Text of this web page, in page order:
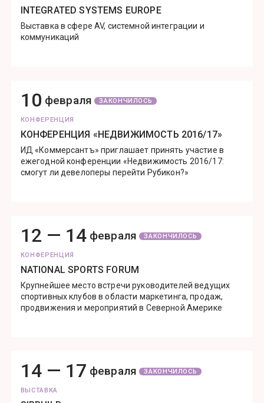
INTEGRATED SYSTEMS EUROPE
Выставка в сфере AV, системной интеграции и
коммуникаций
10 февраля ЗАКОНЧИЛОСЬ
КОНФЕРЕНЦИЯ
КОНФЕРЕНЦИЯ «НЕДВИЖИМОСТЬ 2016/17»
ИД «Коммерсантъ» приглашает принять участие в
ежегодной конференции «Недвижимость 2016/17:
смогут ли девелоперы перейти Рубикон?»
12 — 14февраля ЗАКОНЧИЛОСЬ
КОНФЕРЕНЦИЯ
NATIONAL SPORTS FORUM
Крупнейшее место встречи руководителей ведущих
спортивных клубов в области маркетинга, продаж,
продвижения и мероприятий в Северной Америке
14 — 17 февраля ЗАКОНЧИЛОСЬ
ВЫСТАВКА